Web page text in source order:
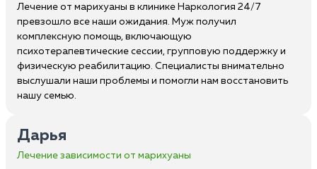
Лечение от марихуаны в клинике Наркология 24/7
превзошло все наши ожидания. Муж получил
комплексную помощь, включающую
психотерапевтические сессии, групповую поддержку и
физическую реабилитацию. Специалисты внимательно
выслушали наши проблемы и помогли нам восстановить
нашу семью.
Дарья
Лечение зависимости от марихуаны